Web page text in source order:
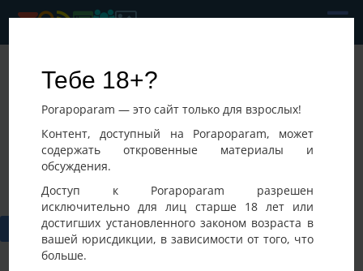
Тебе 18+?
Porapoparam — это сайт только для взрослых!
Контент, доступный на Porapoparam, может
содержать откровенные материалы и
обсуждения.
Доступ к Porapoparam разрешен
исключительно для лиц старше 18 лет или
достигших установленного законом возраста в
вашей юрисдикции, в зависимости от того, что
больше.
Саша
23-07-2026 07:28
Украина, Днепропетровск